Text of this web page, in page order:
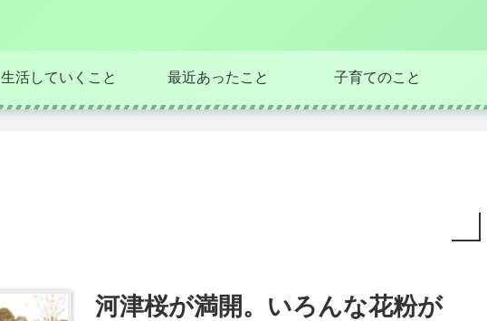
生活していくこと 最近あったこと 子育てのこと
河津桜が満開。いろんな花粉が